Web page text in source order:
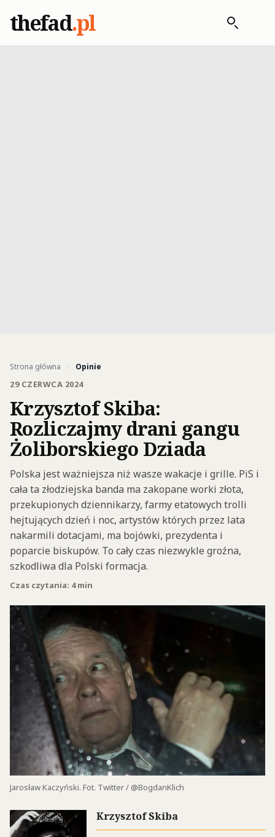
thefad.pl
Strona główna / Opinie
29 CZERWCA 2024
Krzysztof Skiba:
Rozliczajmy drani gangu
Żoliborskiego Dziada
Polska jest ważniejsza niż wasze wakacje i grille. PiS i
cała ta złodziejska banda ma zakopane worki złota,
przekupionych dziennikarzy, farmy etatowych trolli
hejtujących dzień i noc, artystów których przez lata
nakarmili dotacjami, ma bojówki, prezydenta i
poparcie biskupów. To cały czas niezwykle groźna,
szkodliwa dla Polski formacja.
Czas czytania: 4 min
Jarosław Kaczyński. Fot. Twitter / @BogdanKlich
Krzysztof Skiba